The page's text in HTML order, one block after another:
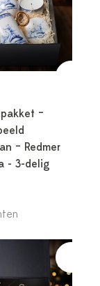
–
– Redmer
- 3-delig